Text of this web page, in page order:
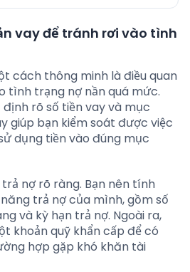
vay để tránh rơi vào tình
cách thông minh là điều quan
tình trạng nợ nần quá mức.
rõ số tiền vay và mục
giúp bạn kiểm soát được việc
dụng tiền vào đúng mục
nợ rõ ràng. Bạn nên tính
trả nợ của mình, gồm số
và kỳ hạn trả nợ. Ngoài ra,
khoản quỹ khẩn cấp để có
hợp gặp khó khăn tài